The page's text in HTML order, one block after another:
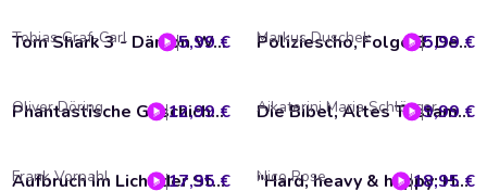
Tom Shark 3 - Dämon Weib
Tobias Graf-Carl 5,99 € Poliziescho, Folge 8: Der letzte Überfall (ungekürzt)
Markus Duschek 5,99 €
Phantastische Geschichten, Oliver Döring - Gesammelte Werke 1 (Ungekürzt)
Oliver Döring 12,99 € Die Bibel, Altes Testament, Folge 35: Jona und der Wal (ungekürzt)
Aikaterini Maria Schlösser9,99 €
Aufbruch im Licht der Sterne
Frank Vorpahl 17,95 € "Hard, heavy & happy: Heavy Metal und die Kunst des guten Lebens"
Nico Rose 18,95 €